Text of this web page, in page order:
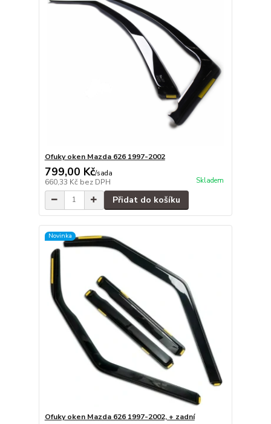
Ofuky oken Mazda 626 1997-2002
799,00 Kč/sada
660,33 Kč bez DPH Skladem
Přidat do košíku
Novinka
Ofuky oken Mazda 626 1997-2002, + zadní